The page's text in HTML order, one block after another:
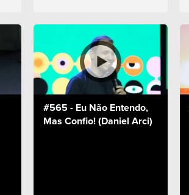
#565 - Eu Não Entendo,
Mas Confio! (Daniel Arci)